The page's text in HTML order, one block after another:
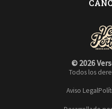
© 2026
Todos los
Aviso Legal